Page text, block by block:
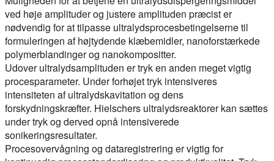
ved høje amplituder og justere amplituden præcist er
nødvendig for at tilpasse ultralydsprocesbetingelserne til
formuleringen af højtydende klæbemidler, nanoforstærkede
polymerblandinger og nanokompositter.
Udover ultralydsamplituden er tryk en anden meget vigtig
procesparameter. Under forhøjet tryk intensiveres
intensiteten af ultralydskavitation og dens
forskydningskræfter. Hielschers ultralydsreaktorer kan sættes
under tryk og derved opnå intensiverede
sonikeringsresultater.
Procesovervågning og dataregistrering er vigtig for